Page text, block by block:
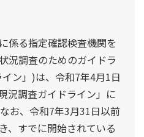
係る指定確認検査機関を
況調査のためのガイドラ
ン」)は、令和7年4月1日
況調査ガイドライン」に
お、令和7年3月31日以前
、すでに開始されている